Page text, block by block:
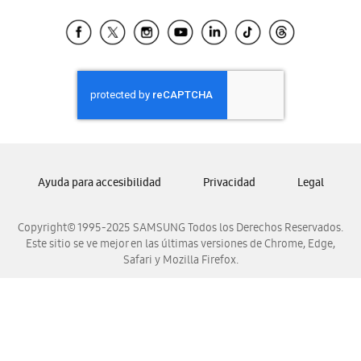
Samsung Ecuador
Samsung El Salvador
Samsung Guatemala
Samsung Honduras
Samsung Nicaragua
Samsung Venezuela
Copyright© 1995-2025 SAMSUNG Todos los Derechos Reservados.
Este sitio se ve mejor en las últimas versiones de Chrome, Edge,
Safari y Mozilla Firefox.
Ayuda para accesibilidad Privacidad Legal